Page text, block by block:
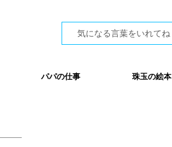
パパの仕事 珠玉の絵本